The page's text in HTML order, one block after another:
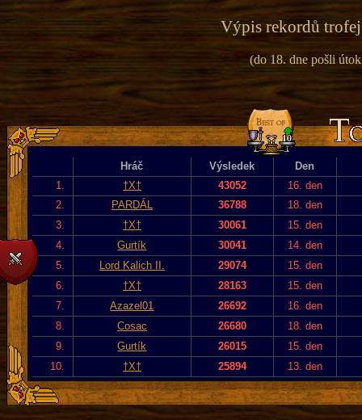
Výpis rekordů
(do 18. dne pošli
Hráč Výsledek
Den
1.
†X† 43052
16. den
2.
PARDÁL 36788
18. den
3.
†X† 30061
15. den
4.
Gurtík 30041
14. den
5.
Lord Kalich II. 29074
15. den
6.
†X† 28163
15. den
7.
Azazel01 26692
16. den
8.
Cosac 26680
18. den
9.
Gurtík 26015
15. den
10.
†X† 25894 13. den